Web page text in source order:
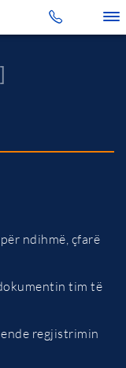
ndihmë, çfarë
tim të
regjistrimin